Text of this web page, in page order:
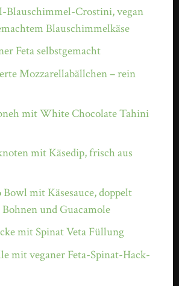
Blauschimmel-Crostini, vegan
Blauschimmelkäse
Feta selbstgemacht
Mozzarellabällchen – rein
mit White Chocolate Tahini
mit Käsedip, frisch aus
mit Käsesauce, doppelt
Bohnen und Guacamole
mit Spinat Veta Füllung
mit veganer Feta-Spinat-Hack-